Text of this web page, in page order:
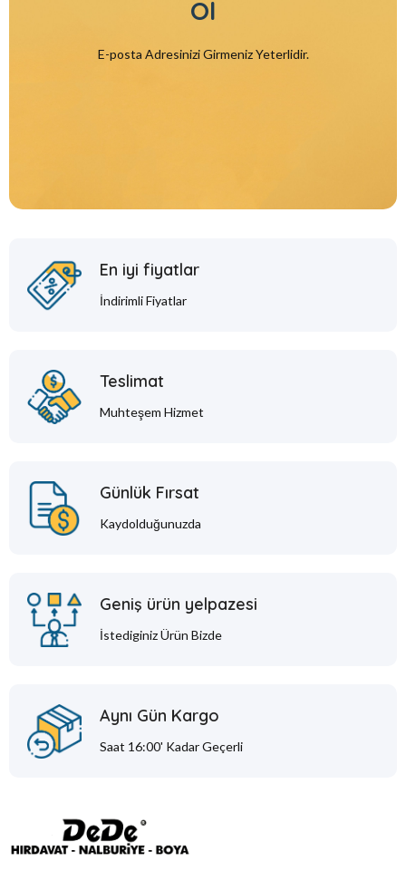
Ol
E-posta Adresinizi Girmeniz Yeterlidir.
En iyi fiyatlar
İndirimli Fiyatlar
Teslimat
Muhteşem Hizmet
Günlük Fırsat
Kaydolduğunuzda
Geniş ürün yelpazesi
İstediginiz Ürün Bizde
Aynı Gün Kargo
Saat 16:00' Kadar Geçerli